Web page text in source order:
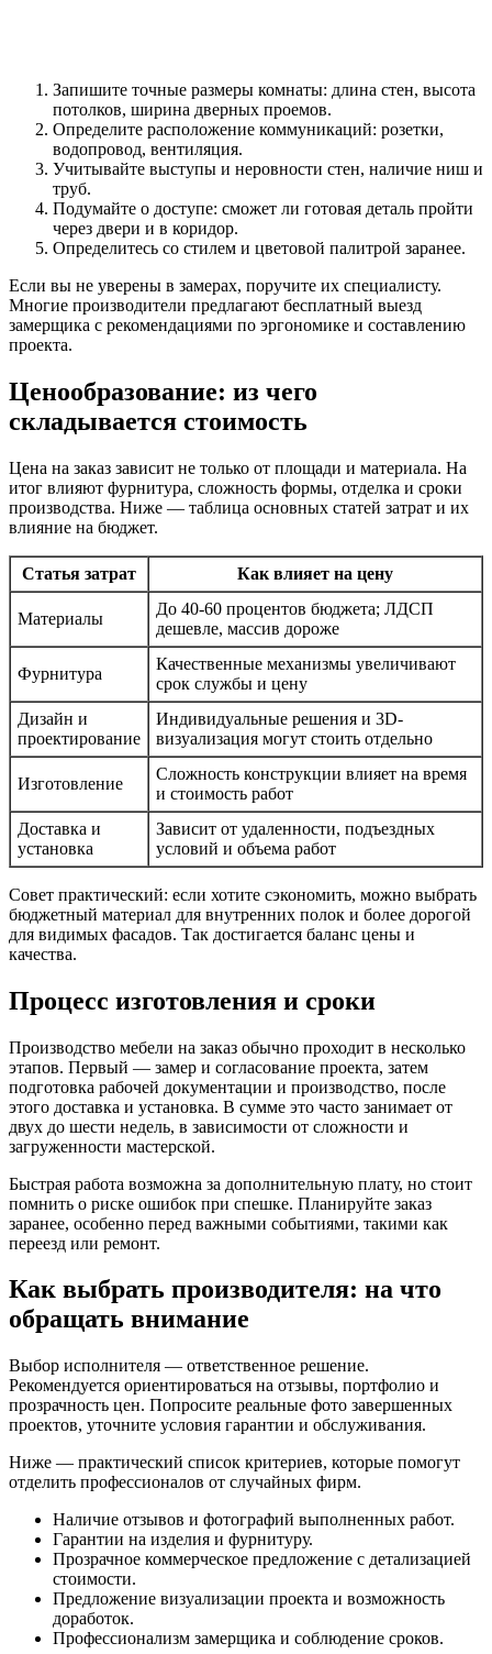
Запишите точные размеры комнаты: длина стен, высота
потолков, ширина дверных проемов.
Определите расположение коммуникаций: розетки,
водопровод, вентиляция.
Учитывайте выступы и неровности стен, наличие ниш и
труб.
Подумайте о доступе: сможет ли готовая деталь пройти
через двери и в коридор.
Определитесь со стилем и цветовой палитрой заранее.
Если вы не уверены в замерах, поручите их специалисту.
Многие производители предлагают бесплатный выезд
замерщика с рекомендациями по эргономике и составлению
проекта.
Ценообразование: из чего
складывается стоимость
Цена на заказ зависит не только от площади и материала. На
итог влияют фурнитура, сложность формы, отделка и сроки
производства. Ниже — таблица основных статей затрат и их
влияние на бюджет.
Статья затрат Как влияет на цену
Материалы
До 40-60 процентов бюджета; ЛДСП
дешевле, массив дороже
Фурнитура
Качественные механизмы увеличивают
срок службы и цену
Дизайн и
проектирование
Индивидуальные решения и 3D-
визуализация могут стоить отдельно
Изготовление
Сложность конструкции влияет на время
и стоимость работ
Доставка и
установка
Зависит от удаленности, подъездных
условий и объема работ
Совет практический: если хотите сэкономить, можно выбрать
бюджетный материал для внутренних полок и более дорогой
для видимых фасадов. Так достигается баланс цены и
качества.
Процесс изготовления и сроки
Производство мебели на заказ обычно проходит в несколько
этапов. Первый — замер и согласование проекта, затем
подготовка рабочей документации и производство, после
этого доставка и установка. В сумме это часто занимает от
двух до шести недель, в зависимости от сложности и
загруженности мастерской.
Быстрая работа возможна за дополнительную плату, но стоит
помнить о риске ошибок при спешке. Планируйте заказ
заранее, особенно перед важными событиями, такими как
переезд или ремонт.
Как выбрать производителя: на что
обращать внимание
Выбор исполнителя — ответственное решение.
Рекомендуется ориентироваться на отзывы, портфолио и
прозрачность цен. Попросите реальные фото завершенных
проектов, уточните условия гарантии и обслуживания.
Ниже — практический список критериев, которые помогут
отделить профессионалов от случайных фирм.
Наличие отзывов и фотографий выполненных работ.
Гарантии на изделия и фурнитуру.
Прозрачное коммерческое предложение с детализацией
стоимости.
Предложение визуализации проекта и возможность
доработок.
Профессионализм замерщика и соблюдение сроков.